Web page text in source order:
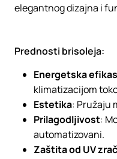
elegantnog dizajna i
Prednosti brisoleja:
Energetska
klimatizacijom
Estetika: Pružaju
Prilagodljivost:
automatizovani.
Zaštita od UV